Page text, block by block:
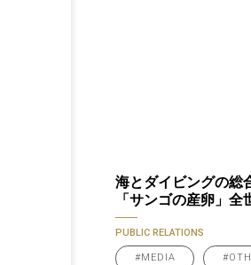
海とダイビングの総
「サンゴの産卵」
PUBLIC RELATIONS
#MEDIA